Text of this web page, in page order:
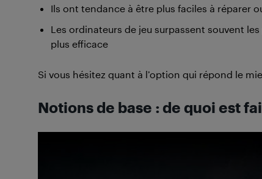
Ils ont tendance à être plus faciles à réparer
Les ordinateurs de jeu surpassent souvent
plus efficace
Si vous hésitez quant à l’option qui répond le
Notions de base : de quoi est